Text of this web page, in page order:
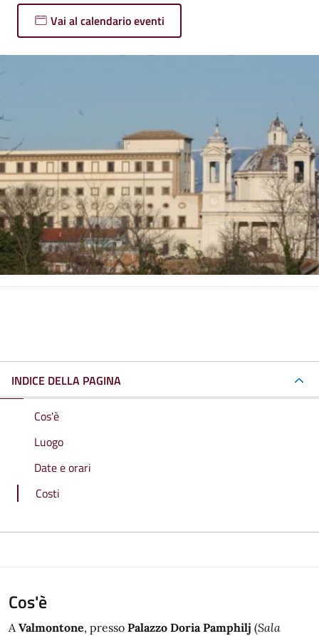
Vai al calendario eventi
INDICE DELLA PAGINA
Cos'è
Luogo
Date e orari
Costi
Cos'è
A Valmontone, presso Palazzo Doria Pamphilj (Sala